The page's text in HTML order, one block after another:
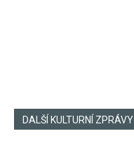
DALŠÍ KULTURNÍ ZPRÁVY